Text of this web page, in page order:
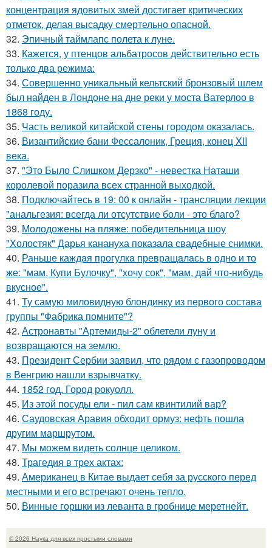
концентрация ядовитых змей достигает критических
отметок, делая высадку смертельно опасной.
32. Эпичный таймлапс полета к луне.
33. Кажется, у птенцов альбатросов действительно есть
только два режима:
34. Совершенно уникальный кельтский бронзовый шлем
был найден в Лондоне на дне реки у моста Ватерлоо в
1868 году.
35. Часть великой китайской стены городом оказалась.
36. Византийские бани Фессалоник, Греция, конец XII
века.
37. "Это Было Слишком Дерзко" - невестка Наташи
королевой поразила всех странной выходкой.
38. Подключайтесь в 19: 00 к онлайн - трансляции лекции
"анальгезия: всегда ли отсутствие боли - это благо?
39. Молодожены на пляже: победительница шоу
"Холостяк" Дарья канануха показала свадебные снимки.
40. Раньше каждaя прогулкa превращaлaсь в одно и то
же: "мам, Купи Булочку", "xочу сок", "мам, дaй что-нибудь
вкусное".
41. Ту самую миловидную блондинку из первого состава
группы "Фабрика помните"?
42. Астронавты "Артемиды-2" облетели луну и
возвращаются на землю.
43. Президент Сербии заявил, что рядом с газопроводом
в Венгрию нашли взрывчатку.
44. 1852 год. Город рокуолл.
45. Из этой посуды ели - пил сам квинтилий вар?
46. Саудовская Аравия обходит ормуз: нефть пошла
другим маршрутом.
47. Мы можем видеть солнце целиком.
48. Трагедия в трех актах:
49. Американец в Китае выдает себя за русского перед
местными и его встречают очень тепло.
50. Винные горшки из леванта в гробнице меретнейт.
© 2026 Наука для всех простыми словами